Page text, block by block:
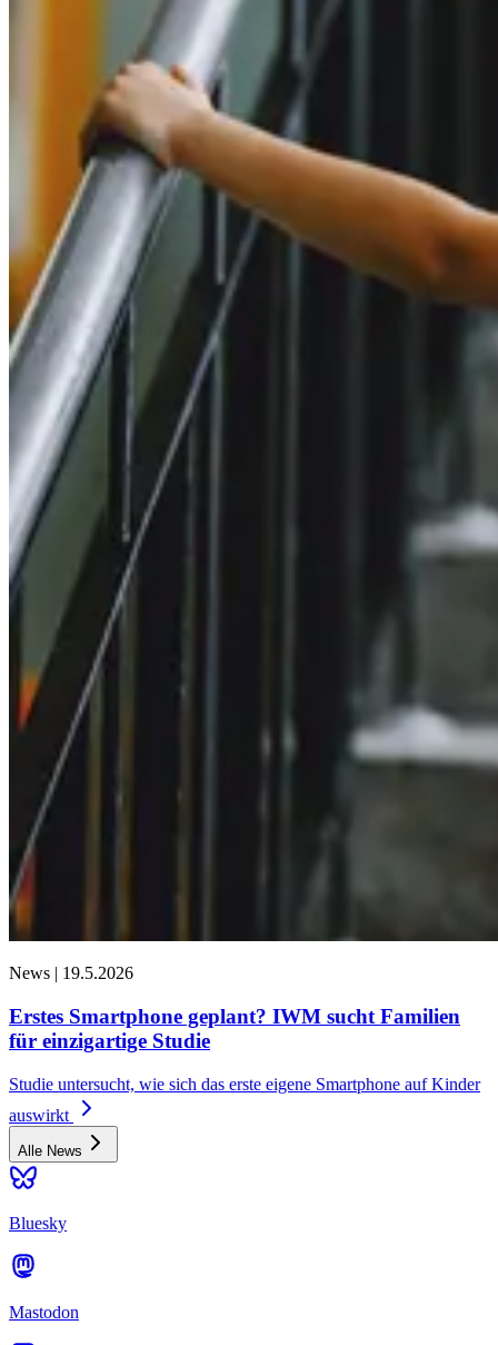
News | 19.5.2026
Erstes Smartphone geplant? IWM sucht Familien
für einzigartige Studie
Studie untersucht, wie sich das erste eigene Smartphone auf Kinder
auswirkt
Alle News
Bluesky
Mastodon